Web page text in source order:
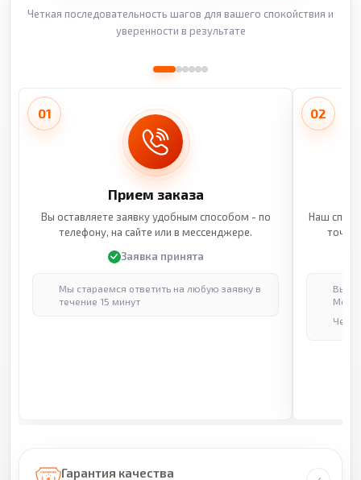
Четкая последовательность шагов для вашего спокойствия и
уверенности в результате
01
Прием заказа
Вы оставляете заявку удобным способом - по
телефону, на сайте или в мессенджере.
Заявка принята
Мы стараемся ответить на любую заявку в
течение 15 минут
02
Наш
Гарантия качества